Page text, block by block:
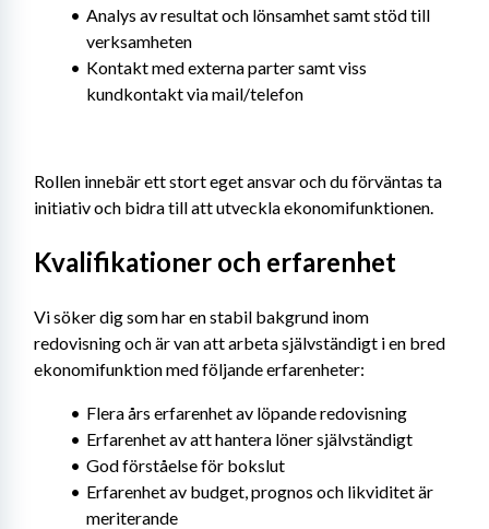
Analys av resultat och lönsamhet samt stöd till
verksamheten
Kontakt med externa parter samt viss
kundkontakt via mail/telefon
Rollen innebär ett stort eget ansvar och du förväntas ta
initiativ och bidra till att utveckla ekonomifunktionen.
Kvalifikationer och erfarenhet
Vi söker dig som har en stabil bakgrund inom
redovisning och är van att arbeta självständigt i en bred
ekonomifunktion med följande erfarenheter:
Flera års erfarenhet av löpande redovisning
Erfarenhet av att hantera löner självständigt
God förståelse för bokslut
Erfarenhet av budget, prognos och likviditet är
meriterande